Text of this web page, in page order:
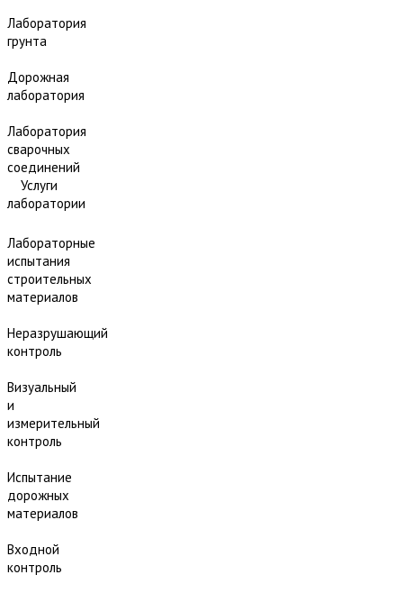
Лаборатория
грунта
Дорожная
лаборатория
Лаборатория
сварочных
соединений
Услуги
лаборатории
Лабораторные
испытания
строительных
материалов
Неразрушающий
контроль
Визуальный
и
измерительный
контроль
Испытание
дорожных
материалов
Входной
контроль